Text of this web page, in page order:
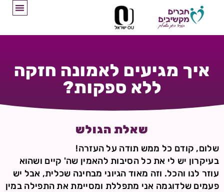
איך מגיעים לאמונה חזקה
ללא ספקות?
שאלת הגולש
שלום, קודם כל ממש תודה על העזרה!
בעיקרון יש לי את כל הסיבות להאמין שה' קיים ושהוא
עוזר לנו והכל. וזה מאוד הגיוני מבחינה שכלית, אבל יש
פעמים שלדוגמה אני מתפללת ומסיימת את התפילה במין